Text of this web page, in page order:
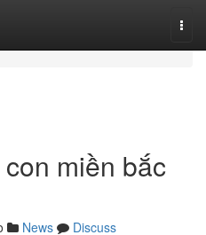
miền bắc
News
Discuss